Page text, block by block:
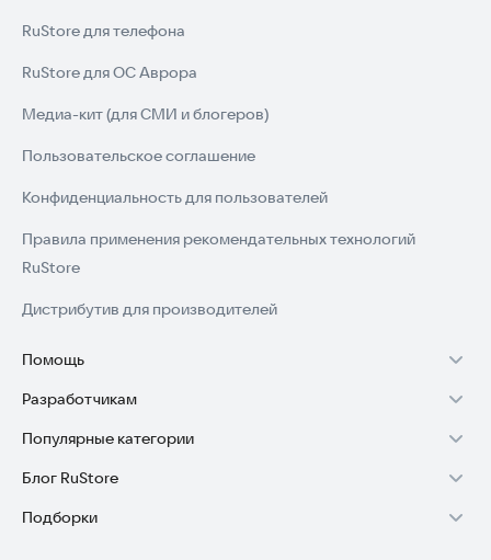
RuStore для телефона
RuStore для ОС Аврора
Медиа-кит (для СМИ и блогеров)
Пользовательское соглашение
Конфиденциальность для пользователей
Правила применения рекомендательных технологий
RuStore
Дистрибутив для производителей
Помощь
Установка RuStore на TV
Установка RuStore на телефон
Установка RuStore в машину
Помощь пользователям RuStore
Разработчикам
Зарабатывать с RuStore
Стать разработчиком
Доступ к RuStore Консоль
Популярные категории
Игры для Android
Приложения банков
Блог RuStore
Обзоры игр для Android 2025
Подборки